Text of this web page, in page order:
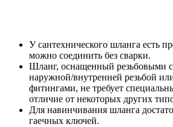
У сантехнического шланга есть
можно соединить без сварки.
Шланг, оснащенный резьбовыми
наружной/внутренней резьбой
фитингами, не требует
отличие от некоторых других
Для навинчивания шланга
гаечных ключей.